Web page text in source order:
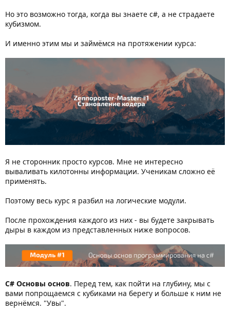
Но это возможно тогда, когда вы знаете с#, а не страдаете
кубизмом.
И именно этим мы и займёмся на протяжении курса:
Я не сторонник просто курсов. Мне не интересно
вываливать килотонны информации. Ученикам сложно её
применять.
Поэтому весь курс я разбил на логические модули.
После прохождения каждого из них - вы будете закрывать
дыры в каждом из представленных ниже вопросов.
C# Основы основ. Перед тем, как пойти на глубину, мы с
вами попрощаемся с кубиками на берегу и больше к ним не
вернёмся. "Увы".